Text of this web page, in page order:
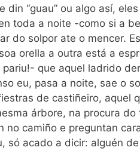
din “guau” ou algo así,
toda a noite -como si a
do solpor ate o mencer.
orella a outra está a
que aquel ladrido
eu, pasa a noite, sae o
de castiñeiro, aquel
árbore, na procura
no camiño e preguntan
só acado a dicir: alguén